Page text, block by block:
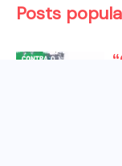
Posts